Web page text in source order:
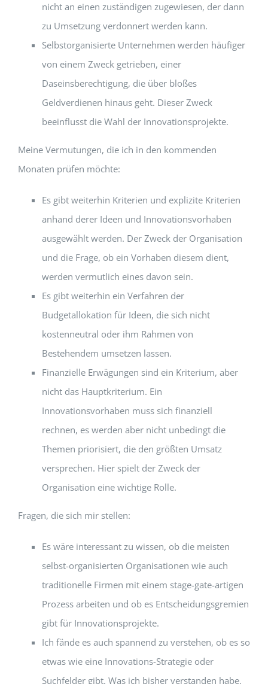
nicht an einen zuständigen zugewiesen, der dann
zu Umsetzung verdonnert werden kann.
Selbstorganisierte Unternehmen werden häufiger
von einem Zweck getrieben, einer
Daseinsberechtigung, die über bloßes
Geldverdienen hinaus geht. Dieser Zweck
beeinflusst die Wahl der Innovationsprojekte.
Meine Vermutungen, die ich in den kommenden
Monaten prüfen möchte:
Es gibt weiterhin Kriterien und explizite Kriterien
anhand derer Ideen und Innovationsvorhaben
ausgewählt werden. Der Zweck der Organisation
und die Frage, ob ein Vorhaben diesem dient,
werden vermutlich eines davon sein.
Es gibt weiterhin ein Verfahren der
Budgetallokation für Ideen, die sich nicht
kostenneutral oder ihm Rahmen von
Bestehendem umsetzen lassen.
Finanzielle Erwägungen sind ein Kriterium, aber
nicht das Hauptkriterium. Ein
Innovationsvorhaben muss sich finanziell
rechnen, es werden aber nicht unbedingt die
Themen priorisiert, die den größten Umsatz
versprechen. Hier spielt der Zweck der
Organisation eine wichtige Rolle.
Fragen, die sich mir stellen:
Es wäre interessant zu wissen, ob die meisten
selbst-organisierten Organisationen wie auch
traditionelle Firmen mit einem stage-gate-artigen
Prozess arbeiten und ob es Entscheidungsgremien
gibt für Innovationsprojekte.
Ich fände es auch spannend zu verstehen, ob es so
etwas wie eine Innovations-Strategie oder
Suchfelder gibt. Was ich bisher verstanden habe,